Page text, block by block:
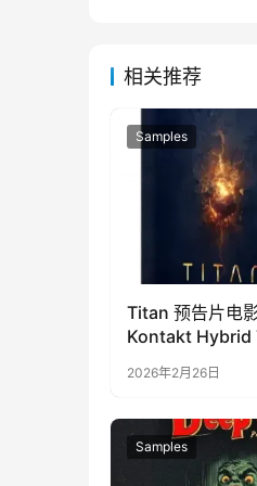
相关推荐
Samples
Titan 预告片电
Kontakt Hybrid
击乐下载
2026年2月26日
Samples